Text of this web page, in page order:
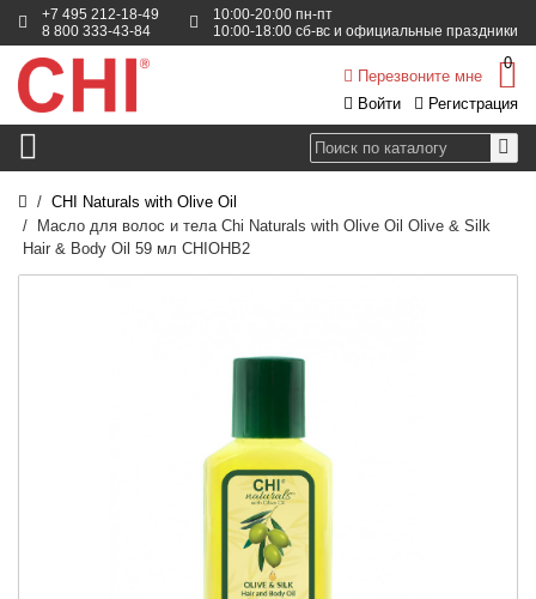
+7 495 212-18-49
8 800 333-43-84
10:00-20:00 пн-пт
10:00-18:00 сб-вс и официальные праздники
Войти Регистрация
Перезвоните мне
0
CHI Naturals with Olive Oil
Масло для волос и тела Chi Naturals with Olive Oil Olive & Silk
Hair & Body Oil 59 мл CHIOHB2